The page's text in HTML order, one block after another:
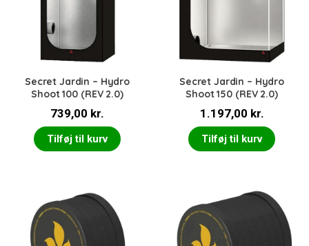
Secret Jardin – Hydro
Shoot 100 (REV 2.0)
739,00 kr.
Tilføj til kurv
Secret Jardin – Hydro
Shoot 150 (REV 2.0)
1.197,00 kr.
Tilføj til kurv